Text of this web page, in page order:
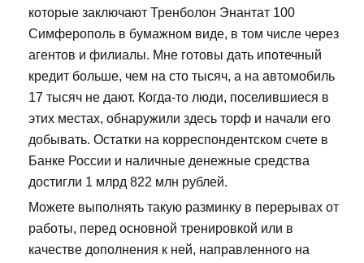
которые заключают Тренболон Энантат 100
Симферополь в бумажном виде, в том числе через
агентов и филиалы. Мне готовы дать ипотечный
кредит больше, чем на сто тысяч, а на автомобиль
17 тысяч не дают. Когда-то люди, поселившиеся в
этих местах, обнаружили здесь торф и начали его
добывать. Остатки на корреспондентском счете в
Банке России и наличные денежные средства
достигли 1 млрд 822 млн рублей.
Можете выполнять такую разминку в перерывах от
работы, перед основной тренировкой или в
качестве дополнения к ней, направленного на